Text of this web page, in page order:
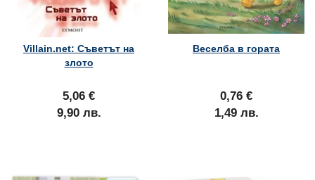
Villain.net: Съветът на
злото
5,06 €
9,90 лв.
Веселба в гората
0,76 €
1,49 лв.